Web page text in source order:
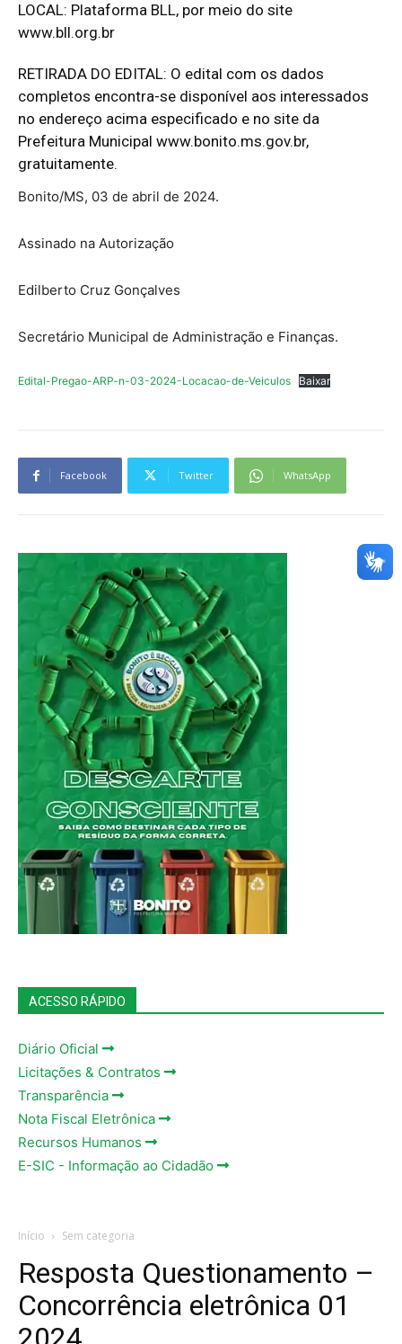
LOCAL: Plataforma BLL, por meio do site
www.bll.org.br
RETIRADA DO EDITAL: O edital com os dados
completos encontra-se disponível aos interessados
no endereço acima especificado e no site da
Prefeitura Municipal www.bonito.ms.gov.br,
gratuitamente.
Bonito/MS, 03 de abril de 2024.
Assinado na Autorização
Edilberto Cruz Gonçalves
Secretário Municipal de Administração e Finanças.
Edital-Pregao-ARP-n-03-2024-Locacao-de-Veiculos Baixar
Facebook Twitter WhatsApp
ACESSO RÁPIDO
Diário Oficial
Licitações & Contratos
Transparência
Nota Fiscal Eletrônica
Recursos Humanos
E-SIC - Informação ao Cidadão